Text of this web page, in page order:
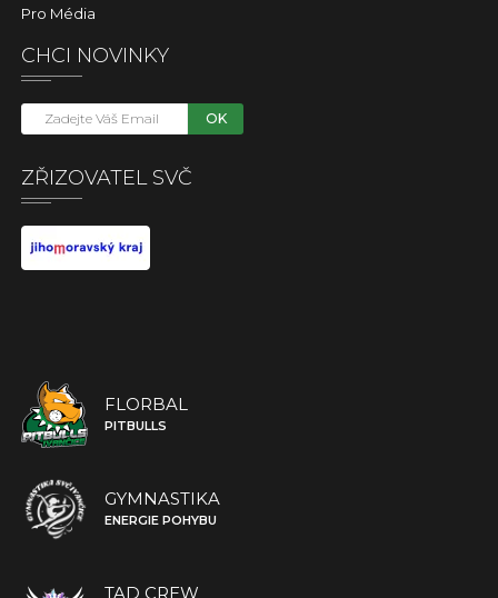
Pro Média
CHCI NOVINKY
OK
ZŘIZOVATEL SVČ
FLORBAL
PITBULLS
GYMNASTIKA
ENERGIE POHYBU
TAD CREW